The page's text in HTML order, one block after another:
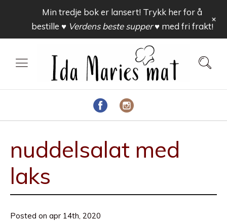
nuddelsalat med
laks
Posted on apr 14th, 2020
Min tredje bok er lansert! Trykk her for å
bestille ♥ Verdens beste supper ♥med fri frakt!
+